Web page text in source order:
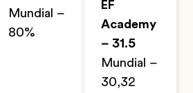
Mundial –
80%
EF
Academy
– 31.5
Mundial –
30,32